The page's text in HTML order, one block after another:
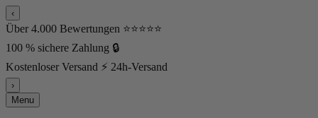
‹
Über 4.000 Bewertungen ⭐⭐⭐⭐⭐
100 % sichere Zahlung 🔒
Kostenloser Versand ⚡ 24h-Versand
›
Menu